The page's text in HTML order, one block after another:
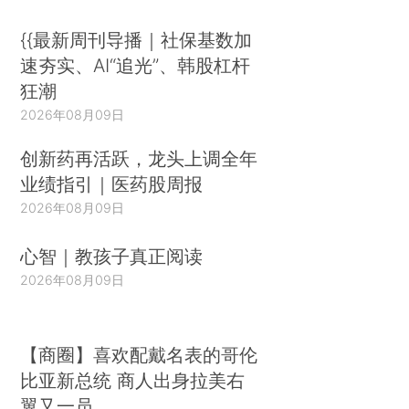
{{最新周刊导播｜社保基数加
速夯实、AI“追光”、韩股杠杆
狂潮
2026年08月09日
创新药再活跃，龙头上调全年
业绩指引｜医药股周报
2026年08月09日
心智｜教孩子真正阅读
2026年08月09日
【商圈】喜欢配戴名表的哥伦
比亚新总统 商人出身拉美右